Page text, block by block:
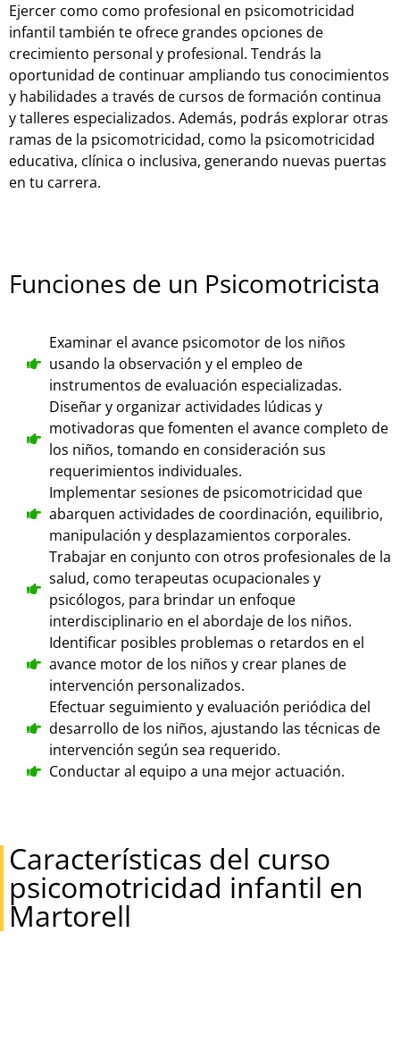
Ejercer como como profesional en psicomotricidad
infantil también te ofrece grandes opciones de
crecimiento personal y profesional. Tendrás la
oportunidad de continuar ampliando tus conocimientos
y habilidades a través de cursos de formación continua
y talleres especializados. Además, podrás explorar otras
ramas de la psicomotricidad, como la psicomotricidad
educativa, clínica o inclusiva, generando nuevas puertas
en tu carrera.
Funciones de un Psicomotricista
Examinar el avance psicomotor de los niños
usando la observación y el empleo de
instrumentos de evaluación especializadas.
Diseñar y organizar actividades lúdicas y
motivadoras que fomenten el avance completo de
los niños, tomando en consideración sus
requerimientos individuales.
Implementar sesiones de psicomotricidad que
abarquen actividades de coordinación, equilibrio,
manipulación y desplazamientos corporales.
Trabajar en conjunto con otros profesionales de la
salud, como terapeutas ocupacionales y
psicólogos, para brindar un enfoque
interdisciplinario en el abordaje de los niños.
Identificar posibles problemas o retardos en el
avance motor de los niños y crear planes de
intervención personalizados.
Efectuar seguimiento y evaluación periódica del
desarrollo de los niños, ajustando las técnicas de
intervención según sea requerido.
Conductar al equipo a una mejor actuación.
Características del curso
psicomotricidad infantil en
Martorell